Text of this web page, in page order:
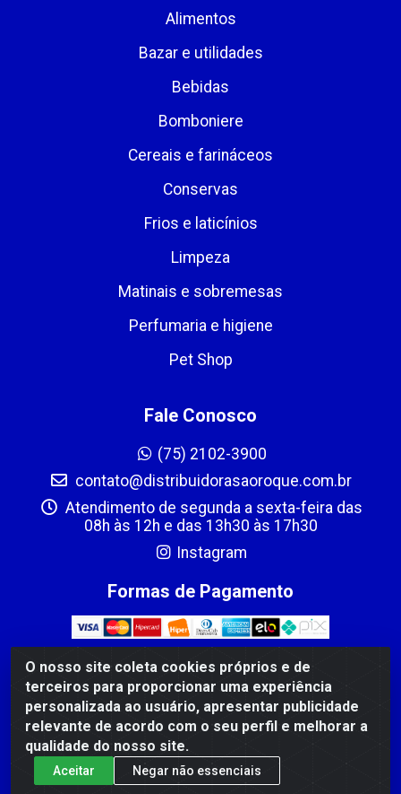
O nosso site coleta cookies próprios e de
terceiros para proporcionar uma experiência
personalizada ao usuário, apresentar publicidade
relevante de acordo com o seu perfil e melhorar a
qualidade do nosso site.
Aceitar
Negar não essenciais
Alimentos
Bazar e utilidades
Bebidas
Bomboniere
Cereais e farináceos
Conservas
Frios e laticínios
Limpeza
Matinais e sobremesas
Perfumaria e higiene
Pet Shop
Fale Conosco
(75) 2102-3900
contato@distribuidorasaoroque.com.br
Atendimento de segunda a sexta-feira das
08h às 12h e das 13h30 às 17h30
Instagram
Formas de Pagamento
DIST DE PROD ALIM SÃO ROQUE LTDA - AVENIDA
PROBAHIA, 501 - TOMBA - CIS, FEIRA DE SANTANA /BA
- CEP: 44.092-400 - CNPJ 03.705.630/0003-11